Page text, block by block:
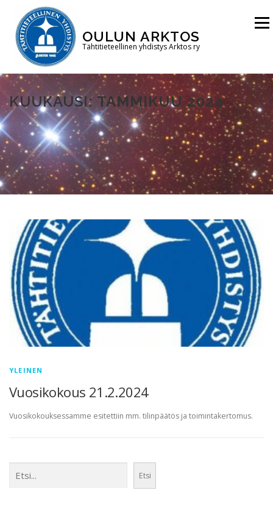
sisältöön
OULUN ARKTOS
Tähtitieteellinen yhdistys Arktos ry
ETUSIVU TÄHTITORNI YHDISTYS
LIITY JÄSENEKSI
KUUKAUSI: TAMMIKUU 2024
YLEINEN
Vuosikokous 21.2.2024
Vuosikokouksessamme esitettiin mm. tilinpäätös ja toimintakertomus.
Etsi